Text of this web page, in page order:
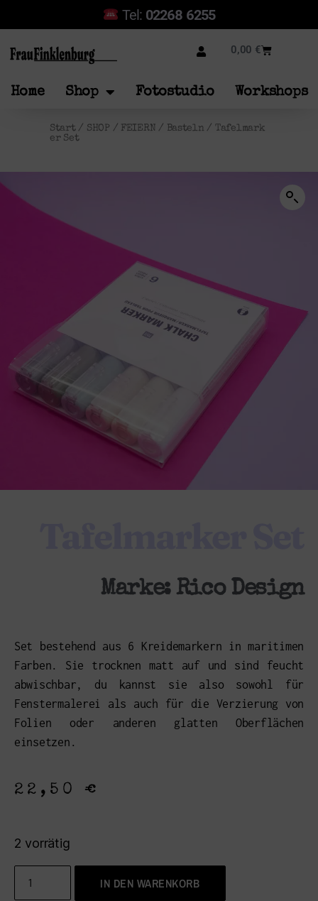
Tel: 02268 6255
0,00 €
Home Shop Fotostudio Workshops
Start/ SHOP / FEIERN / Basteln / Tafelmark
er Set
Marke: Rico Design
Set bestehend aus 6 Kreidemarkern in maritimen
Farben. Sie trocknen matt auf und sind feucht
abwischbar, du kannst sie also sowohl für
Fenstermalerei als auch für die Verzierung von
Folien oder anderen glatten Oberflächen
einsetzen.
22,50 €
2 vorrätig
IN DEN WARENKORB